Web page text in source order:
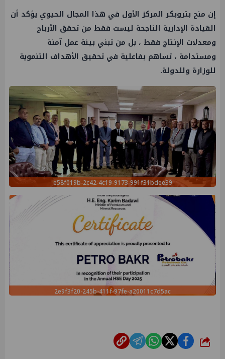
إن منح بتروبكر المركز الأول في هذا المجال الحيوي يؤكد أن
القيادة الإدارية الناجحة ليست فقط من تحقق الأرباح
ومعدلات الإنتاج فقط ، بل من تبني بيئة عمل آمنة
ومستدامة ، تساهم بفاعلية في تحقيق الأهداف التنموية
للوزارة وللدولة.
e58f019b-2c42-4c19-9173-991f31bdee39
2e9f3f20-245b-411f-97fe-a20011c7d5ac
شارك